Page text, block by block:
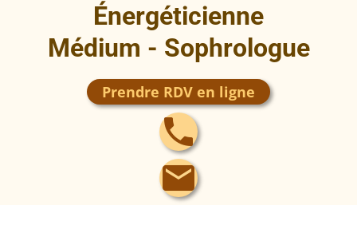
Énergéticienne
Médium - Sophrologue
Prendre RDV en ligne
local_phone
mail